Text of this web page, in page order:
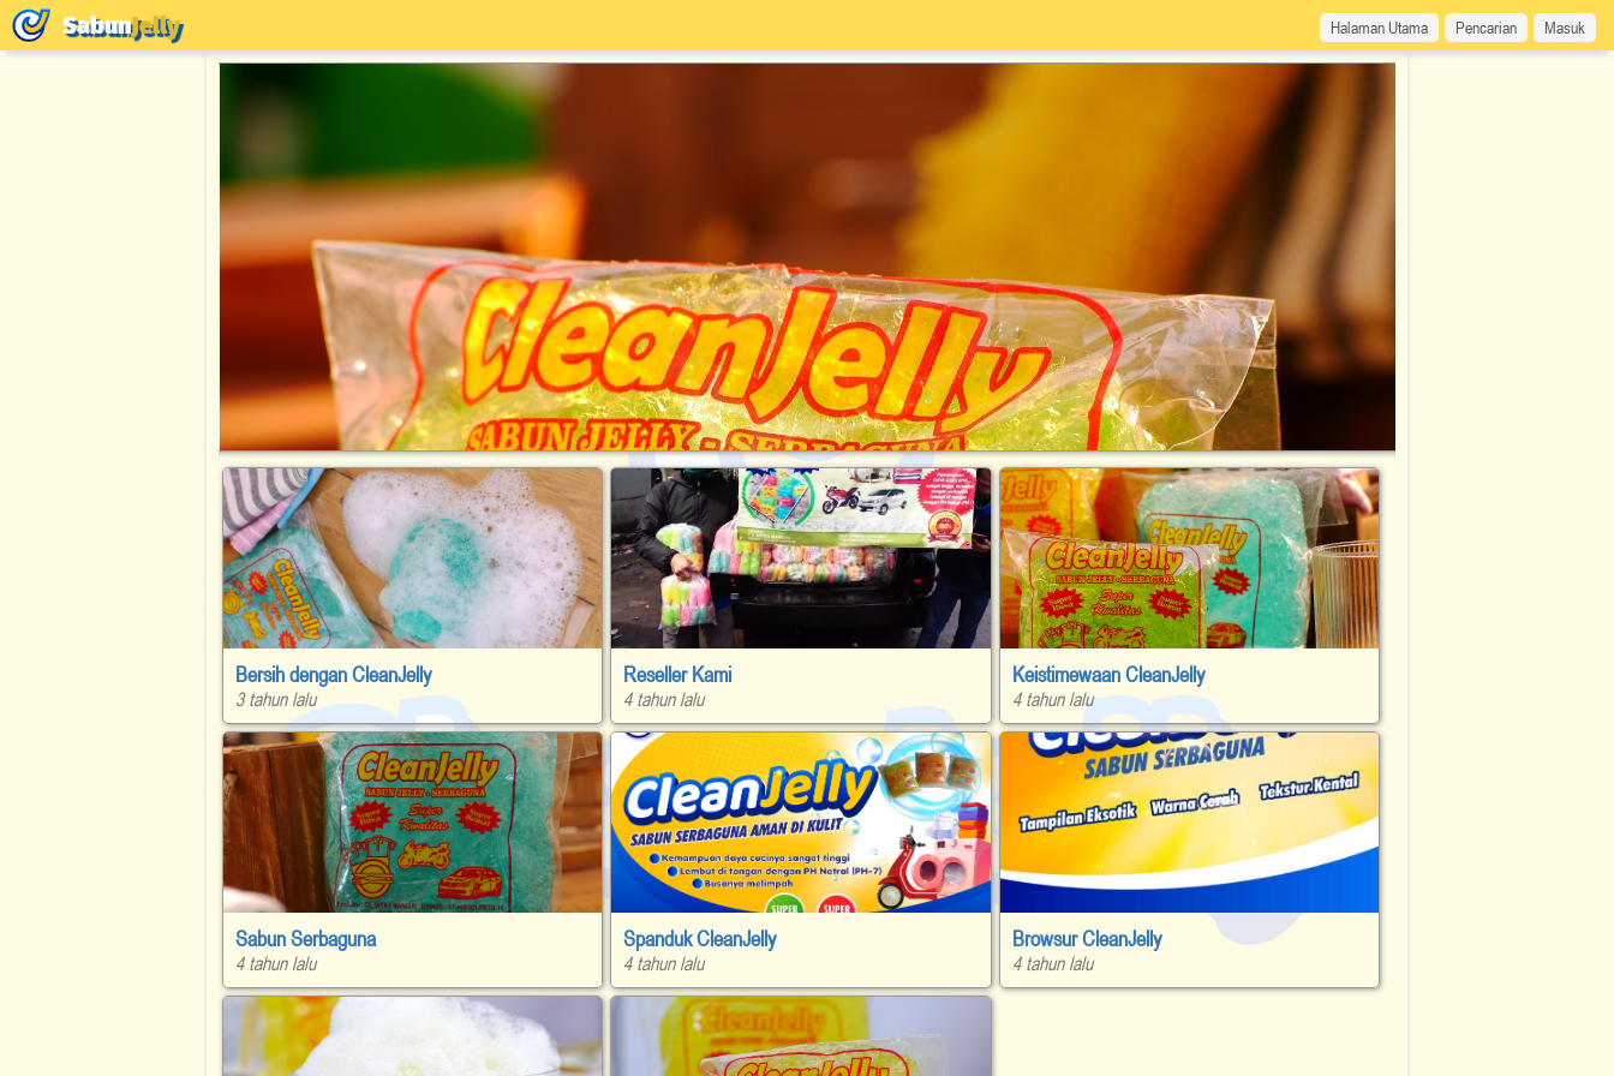
Halaman Utama Pencarian Masuk
Bersih dengan CleanJelly
3 tahun lalu
Reseller Kami
4 tahun lalu
Keistimewaan CleanJelly
4 tahun lalu
Sabun Serbaguna
4 tahun lalu
Spanduk CleanJelly
4 tahun lalu
Browsur CleanJelly
4 tahun lalu